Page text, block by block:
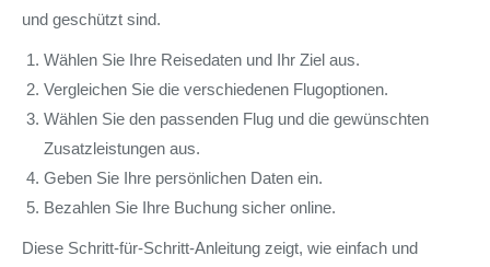
und geschützt sind.
Wählen Sie Ihre Reisedaten und Ihr Ziel aus.
Vergleichen Sie die verschiedenen Flugoptionen.
Wählen Sie den passenden Flug und die gewünschten
Zusatzleistungen aus.
Geben Sie Ihre persönlichen Daten ein.
Bezahlen Sie Ihre Buchung sicher online.
Diese Schritt-für-Schritt-Anleitung zeigt, wie einfach und